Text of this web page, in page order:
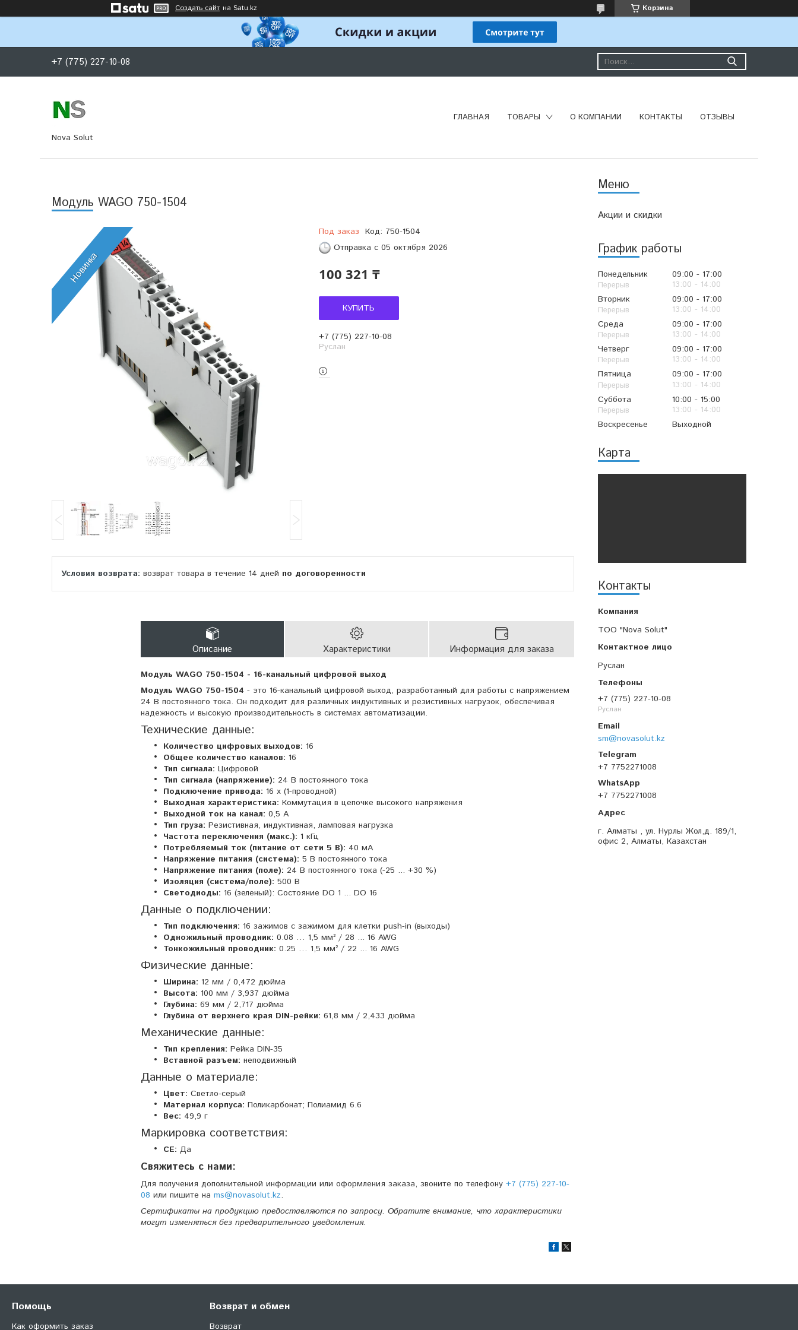
Создать сайт на Satu.kz Корзина
+7 (775) 227-10-08
Nova Solut
ГЛАВНАЯ ТОВАРЫ О КОМПАНИИ КОНТАКТЫ ОТЗЫВЫ
Акции и скидки
График работы
Понедельник 09:00
17:00
13:00
14:00
Вторник
09:00
17:00
13:00
14:00
Среда
09:00
17:00
13:00
14:00
Четверг
09:00
17:00
13:00
14:00
Пятница
09:00
17:00
13:00
14:00
Суббота
10:00
15:00
13:00
14:00
Воскресенье
Выходной
Карта
Контакты
TOO "Nova Solut"
Руслан
+7 (775) 227-10-08
Руслан
sm@novasolut.kz
+7 7752271008
+7 7752271008
г. Алматы , ул. Нурлы Жол,д. 189/1,
офис 2, Алматы, Казахстан
Модуль WAGO 750-1504
Новинка
Под заказ Код: 750-1504
Отправка с 05 октября 2026
100 321 ₸
КУПИТЬ
+7 (775) 227-10-08
Руслан
возврат товара в течение 14 дней по договоренности
Описание Характеристики Информация для заказа
Модуль WAGO 750-1504 - 16-канальный цифровой выход
Модуль WAGO 750-1504 - это 16-канальный цифровой выход, разработанный для работы с напряжением
24 В постоянного тока. Он подходит для различных индуктивных и резистивных нагрузок, обеспечивая
надежность и высокую производительность в системах автоматизации.
Технические данные:
Количество цифровых выходов: 16
Общее количество каналов: 16
Тип сигнала: Цифровой
Тип сигнала (напряжение): 24 В постоянного тока
Подключение привода: 16 x (1-проводной)
Выходная характеристика: Коммутация в цепочке высокого напряжения
Выходной ток на канал: 0,5 A
Тип груза: Резистивная, индуктивная, ламповая нагрузка
Частота переключения (макс.): 1 кГц
Потребляемый ток (питание от сети 5 В): 40 мА
Напряжение питания (система): 5 В постоянного тока
Напряжение питания (поле): 24 В постоянного тока (-25 ... +30 %)
Изоляция (система/поле): 500 В
Светодиоды: 16 (зеленый): Состояние DO 1 ... DO 16
Данные о подключении:
Тип подключения: 16 зажимов с зажимом для клетки push-in (выходы)
Одножильный проводник: 0.08 … 1,5 мм² / 28 ... 16 AWG
Тонкожильный проводник: 0.25 … 1,5 мм² / 22 ... 16 AWG
Физические данные:
Ширина: 12 мм / 0,472 дюйма
Высота: 100 мм / 3,937 дюйма
Глубина: 69 мм / 2,717 дюйма
Глубина от верхнего края DIN-рейки: 61,8 мм / 2,433 дюйма
Механические данные:
Тип крепления: Рейка DIN-35
Вставной разъем: неподвижный
Данные о материале:
Цвет: Светло-серый
Материал корпуса: Поликарбонат; Полиамид 6.6
Вес: 49,9 г
Маркировка соответствия:
CE: Да
Свяжитесь с нами:
Для получения дополнительной информации или оформления заказа, звоните по телефону +7 (775) 227-10-
08 или пишите на ms@novasolut.kz.
Сертификаты на продукцию предоставляются по запросу. Обратите внимание, что характеристики
могут изменяться без предварительного уведомления.
Помощь
Как оформить заказ
Возврат и обмен
Возврат